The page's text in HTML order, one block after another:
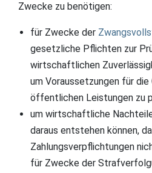
Zwecke zu benötigen:
für Zwecke der
gesetzliche Pflichten zur
wirtschaftlichen
um Voraussetzungen für die
öffentlichen Leistungen zu
um wirtschaftliche
daraus entstehen können,
Zahlungsverpflichtungen
für Zwecke der